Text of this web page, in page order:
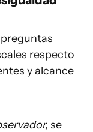
respecto
y alcance
se